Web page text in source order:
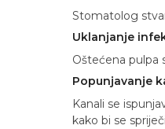
Stomatolog
Uklanjanje
Oštećena pulpa
Popunjavanje
Kanali se
kako bi se